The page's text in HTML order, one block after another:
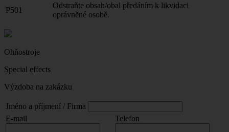
P501
Odstraňte obsah/obal předáním k likvidaci
oprávněné osobě.
Ohňostroje
Special effects
Výzdoba na zakázku
Jméno a příjmení / Firma
E-mail
Telefon